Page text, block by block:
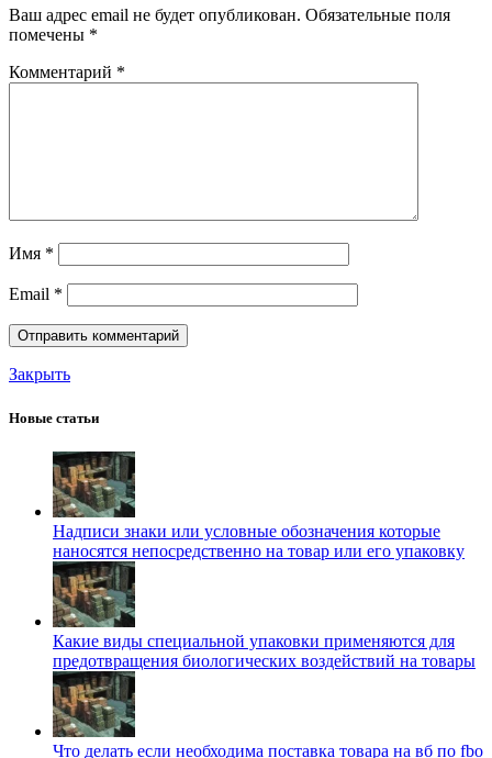
Ваш адрес email не будет опубликован. Обязательные поля
помечены *
Комментарий *
Имя *
Email *
Закрыть
Новые статьи
Надписи знаки или условные обозначения которые
наносятся непосредственно на товар или его упаковку
Какие виды специальной упаковки применяются для
предотвращения биологических воздействий на товары
Что делать если необходима поставка товара на вб по fbo